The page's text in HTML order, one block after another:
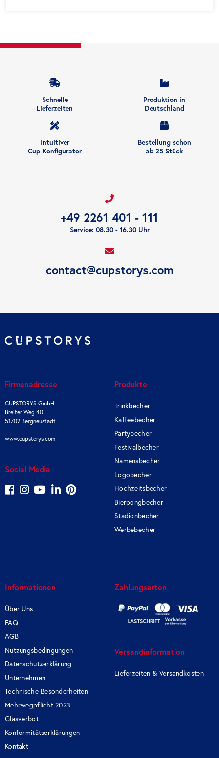
Schnelle
Lieferzeiten
Produktion in
Deutschland
Intuitiver
Cup-Konfigurator
Bestellung schon
ab 25 Stück
+49 2261 401 - 111
Service: 08.30 - 16.30 Uhr
contact@cupstorys.com
Firmenadresse
CUPSTORYS GmbH
Breiter Weg 40
51702 Bergneustadt
www.cupstorys.com
Social Media
Produkte
Trinkbecher
Kaffeebecher
Partybecher
Festivalbecher
Namensbecher
Logobecher
Hochzeitsbecher
Bierpongbecher
Stadionbecher
Werbebecher
Informationen
Über Uns
FAQ
AGB
Nutzungsbedingungen
Datenschutzerklärung
Unternehmen
Technische Besonderheiten
Mehrwegpflicht 2023
Glasverbot
Konformitätserklärungen
Kontakt
Zahlungsarten
Versandinformation
Lieferzeiten & Versandkosten